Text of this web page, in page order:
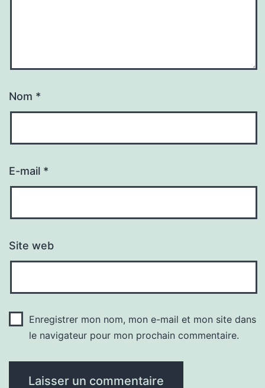
Nom *
E-mail *
Site web
Enregistrer mon nom, mon e-mail et mon site dans
le navigateur pour mon prochain commentaire.